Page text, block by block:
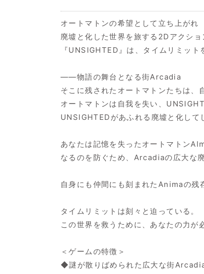
オートマトンの希望として立ち上がれ
廃墟と化した世界を旅する2Dアクショ
『UNSIGHTED』は、タイムリミッ
――物語の舞台となる街Arcadia
そこに残されたオートマトンたちは
オートマトンは自我を失い、
UNSIGHTEDがあふれる廃墟と化して
あなたは記憶を失ったオートマトン
なるのを防ぐため、Arcadiaの広大な
自身にも仲間にも刻まれたAnimaの残
タイムリミットは刻々と迫っている。
この世界を救うために、あなたの力が
＜ゲームの特徴＞
◆謎が散りばめられた広大な街